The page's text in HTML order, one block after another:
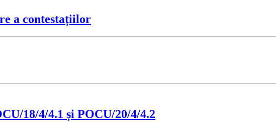
a contestațiilor
18/4/4.1 și POCU/20/4/4.2